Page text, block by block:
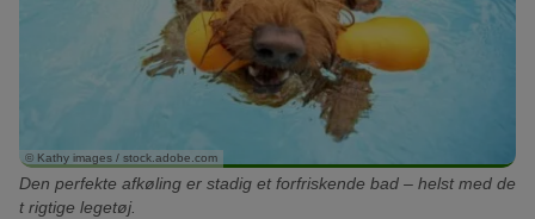
© Kathy images / stock.adobe.com
Den perfekte afkøling er stadig et forfriskende bad – helst med de
t rigtige legetøj.